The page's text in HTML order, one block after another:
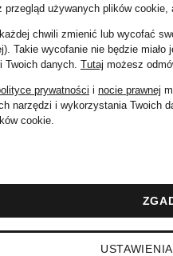
przegląd używanych plików
chwili zmienić lub wycofać
Takie wycofanie nie będzie
Twoich danych. Tutaj możesz
prywatności i nocie prawnej
narzędzi i wykorzystania Twoich
cookie.